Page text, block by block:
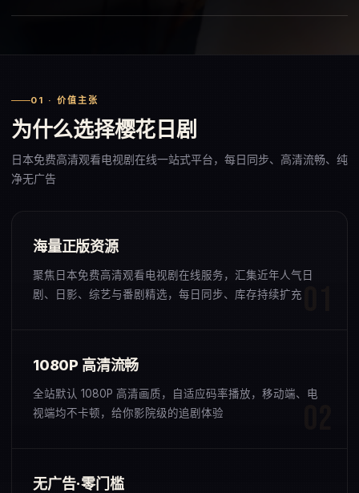
01 · 价值主张
为什么选择樱花日剧
日本免费高清观看电视剧在线一站式平台，每日同步、高清流畅、纯
净无广告
海量正版资源
聚焦日本免费高清观看电视剧在线服务，汇集近年人气日
剧、日影、综艺与番剧精选，每日同步、库存持续扩充
1080P 高清流畅
全站默认 1080P 高清画质，自适应码率播放，移动端、电
视端均不卡顿，给你影院级的追剧体验
无广告·零门槛